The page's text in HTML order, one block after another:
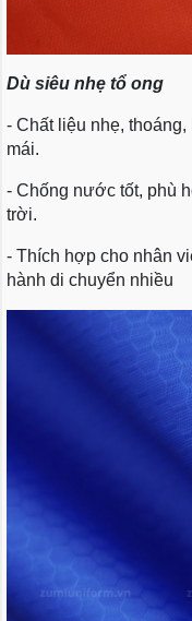
Dù siêu nhẹ tổ ong
- Chất liệu nhẹ,
mái.
- Chống nước tốt, phù
trời.
- Thích hợp cho nhân
hành di chuyển nhiều